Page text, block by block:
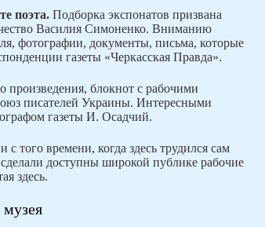
поэта. Подборка экспонатов призвана
Василия Симоненко. Вниманию
фотографии, документы, письма, которые
газеты «Черкасская Правда».
произведения, блокнот с рабочими
писателей Украины. Интересными
газеты И. Осадчий.
того времени, когда здесь трудился сам
доступны широкой публике рабочие
здесь.